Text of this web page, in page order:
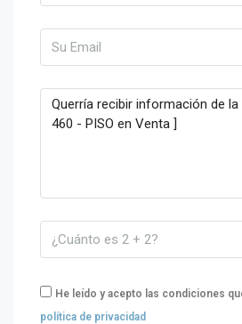
He leído y acepto las condiciones
política de privacidad